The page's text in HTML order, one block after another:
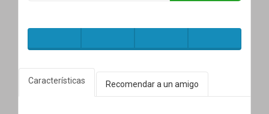
Características Recomendar a un amigo